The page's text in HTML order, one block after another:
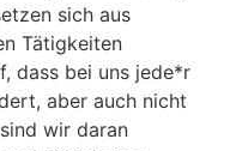
sich aus
Tätigkeiten
dass bei uns jede*r
aber auch nicht
wir daran